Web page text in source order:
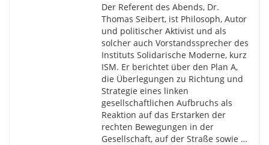
Der Referent des Abends, Dr.
Thomas Seibert, ist Philosoph, Autor
und politischer Aktivist und als
solcher auch Vorstandssprecher des
Instituts Solidarische Moderne, kurz
ISM. Er berichtet über den Plan A,
die Überlegungen zu Richtung und
Strategie eines linken
gesellschaftlichen Aufbruchs als
Reaktion auf das Erstarken der
rechten Bewegungen in der
Gesellschaft, auf der Straße sowie …